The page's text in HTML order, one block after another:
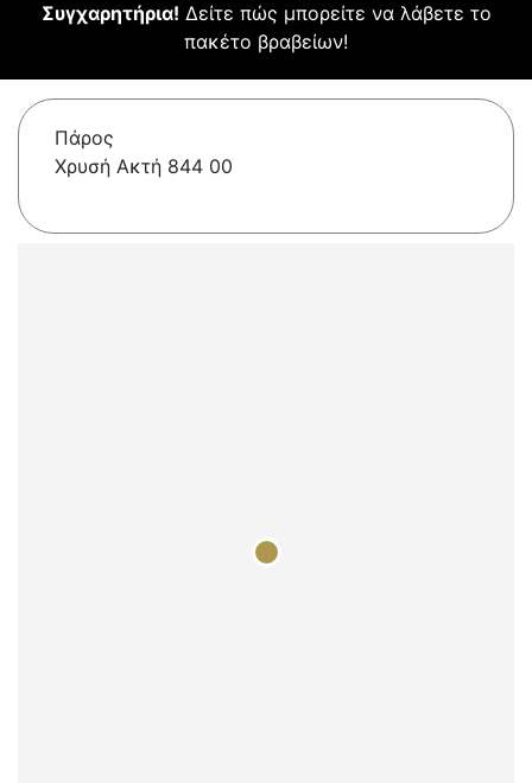
Συγχαρητήρια! Δείτε πώς μπορείτε να λάβετε το
πακέτο βραβείων!
Πάρος
Χρυσή Ακτή 844 00